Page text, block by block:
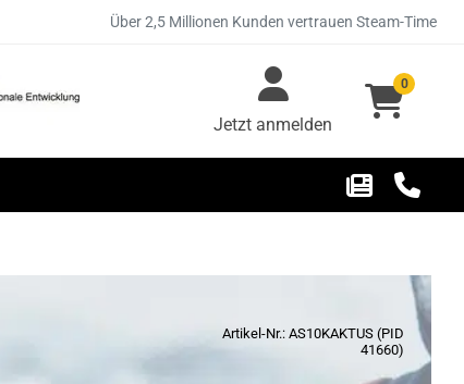
Über 2,5 Millionen Kunden vertrauen Steam-Time
Jetzt anmelden
0
Artikel-Nr.: AS10KAKTUS (PID
41660)